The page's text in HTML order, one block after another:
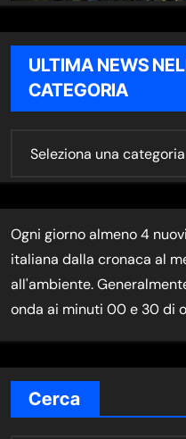
ULTIMA NEWS
CATEGORIA
M
A
N
E
W
S
E
Ogni giorno almeno 4
italiana dalla cronaca al
all'ambiente.
onda ai minuti 00 e 30 di
Cerca